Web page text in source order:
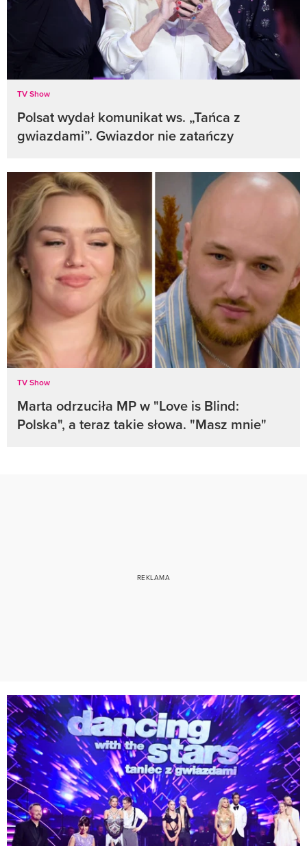
TV Show
Polsat wydał komunikat ws. „Tańca z
gwiazdami”. Gwiazdor nie zatańczy
TV Show
Marta odrzuciła MP w "Love is Blind:
Polska", a teraz takie słowa. "Masz mnie"